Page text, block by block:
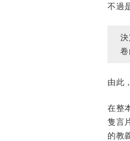
不過
卷
由此
在整
隻言
的教